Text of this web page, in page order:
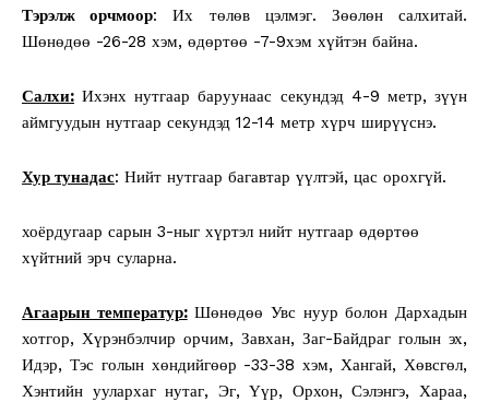
Тэрэлж орчмоор: Их төлөв цэлмэг. Зөөлөн салхитай.
Шөнөдөө -26-28 хэм, өдөртөө -7-9хэм хүйтэн байна.
Салхи: Ихэнх нутгаар баруунаас секундэд 4-9 метр, зүүн
аймгуудын нутгаар секундэд 12-14 метр хүрч ширүүснэ.
Хур тунадас: Нийт нутгаар багавтар үүлтэй, цас орохгүй.
хоёрдугаар сарын 3-ныг хүртэл нийт нутгаар өдөртөө
хүйтний эрч суларна.
Агаарын температур:Шөнөдөө Увс нуур болон Дархадын
хотгор, Хүрэнбэлчир орчим, Завхан, Заг-Байдраг голын эх,
Идэр, Тэс голын хөндийгөөр -33-38 хэм, Хангай, Хөвсгөл,
Хэнтийн уулархаг нутаг, Эг, Үүр, Орхон, Сэлэнгэ, Хараа,